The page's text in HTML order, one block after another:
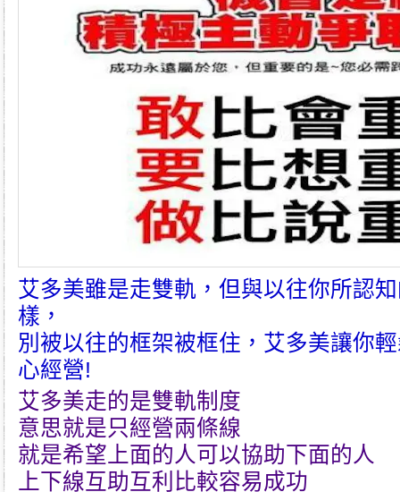
艾多美雖是走雙軌，但與以往你所認
樣，
別被以往的框架被框住， 艾多美讓你
心經營!
艾多美走的是雙軌制度
意思就是只經營兩條線
就是希望上面的人可以協助下面的人
上下線互助互利比較容易成功